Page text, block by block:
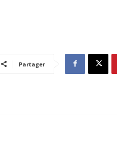
Partager